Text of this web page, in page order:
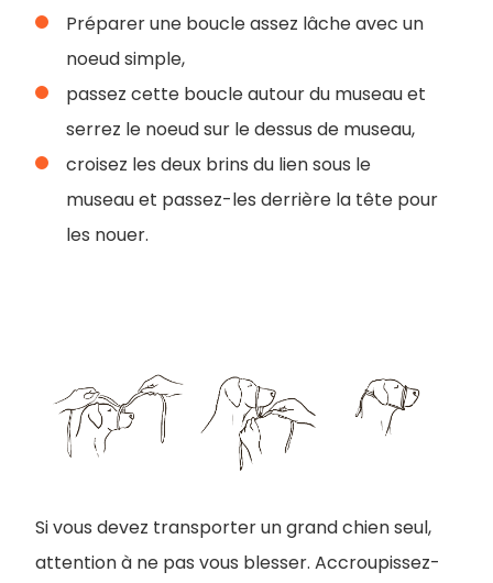
Préparer une boucle assez lâche avec un
noeud simple,
passez cette boucle autour du museau et
serrez le noeud sur le dessus de museau,
croisez les deux brins du lien sous le
museau et passez-les derrière la tête pour
les nouer.
Si vous devez transporter un grand chien seul,
attention à ne pas vous blesser. Accroupissez-